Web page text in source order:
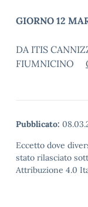
GIORNO 12
DA ITIS
FIUMNICINO
Pubblicato:
Eccetto dove
stato rilasciato
Attribuzione 4.0